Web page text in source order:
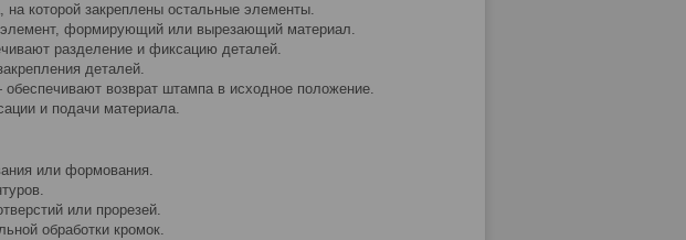
которой закреплены остальные элементы.
формирующий или вырезающий материал.
разделение и фиксацию деталей.
деталей.
возврат штампа в исходное положение.
и подачи материала.
или формования.
или прорезей.
обработки кромок.